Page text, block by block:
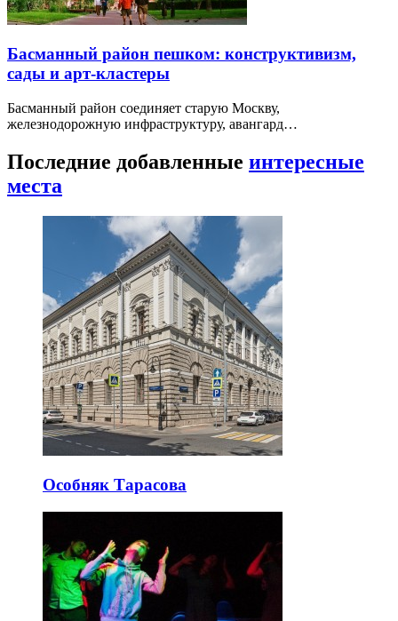
Басманный район пешком: конструктивизм,
сады и арт-кластеры
Басманный район соединяет старую Москву,
железнодорожную инфраструктуру, авангард…
Последние добавленные интересные
места
Особняк Тарасова